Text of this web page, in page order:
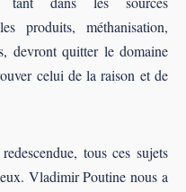
produits, méthanisation,
devront quitter le domaine
celui de la raison et de
tous ces sujets
Vladimir Poutine nous a